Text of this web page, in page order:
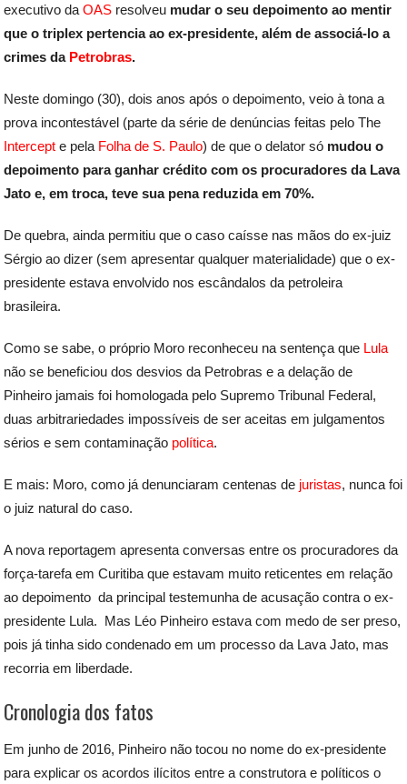
executivo daOAS resolveu mudar o seu depoimento ao mentir
que o triplex pertencia ao ex-presidente, além de associá-lo a
crimes da Petrobras.
Neste domingo (30), dois anos após o depoimento, veio à tona a
prova incontestável (parte da série de denúncias feitas pelo The
Intercept e pela Folha de S. Paulo) de que o delator só mudou o
depoimento para ganhar crédito com os procuradores da Lava
Jato e, em troca, teve sua pena reduzida em 70%.
De quebra, ainda permitiu que o caso caísse nas mãos do ex-juiz
Sérgio ao dizer (sem apresentar qualquer materialidade) que o ex-
presidente estava envolvido nos escândalos da petroleira
brasileira.
Como se sabe, o próprio Moro reconheceu na sentença que Lula
não se beneficiou dos desvios da Petrobras e a delação de
Pinheiro jamais foi homologada pelo Supremo Tribunal Federal,
duas arbitrariedades impossíveis de ser aceitas em julgamentos
sérios e sem contaminação política.
E mais: Moro, como já denunciaram centenas de juristas, nunca foi
o juiz natural do caso.
A nova reportagem apresenta conversas entre os procuradores da
força-tarefa em Curitiba que estavam muito reticentes em relação
ao depoimento da principal testemunha de acusação contra o ex-
presidente Lula. Mas Léo Pinheiro estava com medo de ser preso,
pois já tinha sido condenado em um processo da Lava Jato, mas
recorria em liberdade.
Cronologia dos fatos
Em junho de 2016, Pinheiro não tocou no nome do ex-presidente
para explicar os acordos ilícitos entre a construtora e políticos o